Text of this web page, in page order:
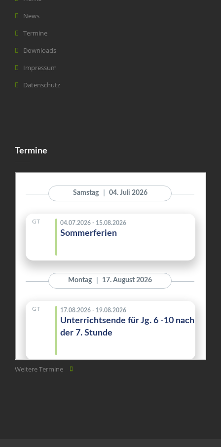
News
Termine
Downloads
Impressum
Datenschutz
Termine
Weitere Termine